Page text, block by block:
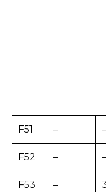
F51 – –
F52 – –
F53 –